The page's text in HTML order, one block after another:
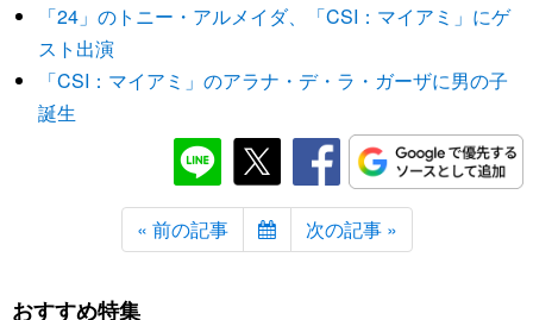
「24」のトニー・アルメイダ、「CSI：マイアミ」にゲ
スト出演
「CSI：マイアミ」のアラナ・デ・ラ・ガーザに男の子
誕生
« 前の記事 次の記事 »
おすすめ特集